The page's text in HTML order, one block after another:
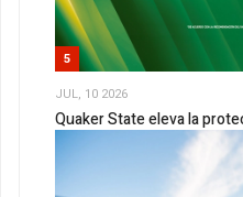
5
JUL, 10 2026
Quaker State eleva la